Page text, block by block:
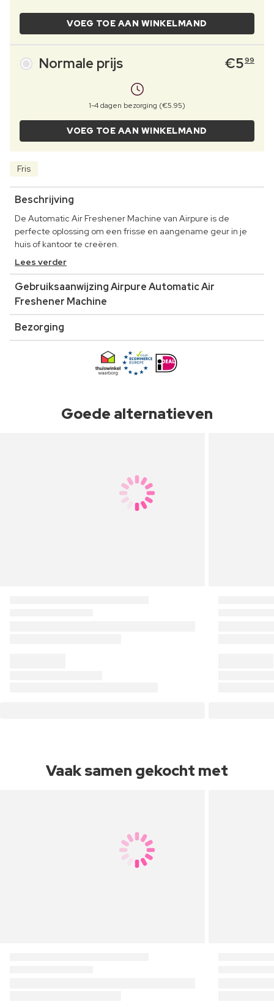
VOEG TOE AAN WINKELMAND
Normale prijs €599
1-4 dagen bezorging (€5.95)
VOEG TOE AAN WINKELMAND
Fris
Beschrijving
De Automatic Air Freshener Machine van Airpure is de
perfecte oplossing om een frisse en aangename geur in je
huis of kantoor te creëren.
Lees verder
Gebruiksaanwijzing Airpure Automatic Air
Freshener Machine
Bezorging
Goede alternatieven
Vaak samen gekocht met